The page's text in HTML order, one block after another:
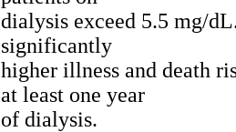
dialysis exceed 5.5 mg/
significantly
higher illness and death
at least one year
of dialysis.